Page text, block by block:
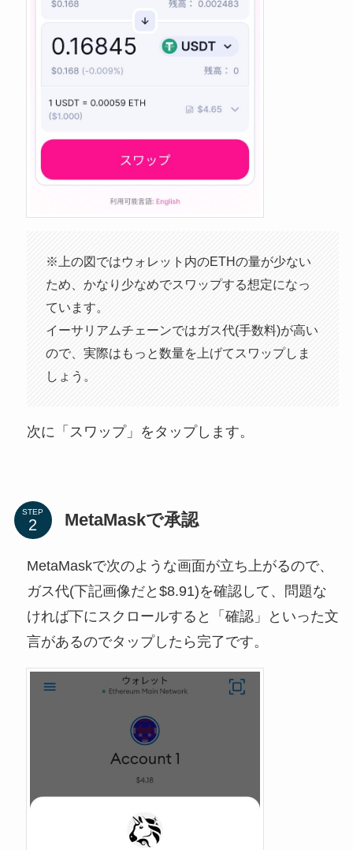
※上の図ではウォレット内のETHの量が少ない
ため、かなり少なめでスワップする想定になっ
ています。
イーサリアムチェーンではガス代(手数料)が高い
ので、実際はもっと数量を上げてスワップしま
しょう。
次に「スワップ」をタップします。
STEP MetaMaskで承認
MetaMaskで次のような画面が立ち上がるので、
ガス代(下記画像だと$8.91)を確認して、問題な
ければ下にスクロールすると「確認」といった文
言があるのでタップしたら完了です。